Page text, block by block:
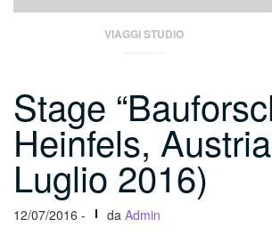
VIAGGI STUDIO
Stage
Heinfels,
Luglio 2016)
12/07/2016 - da Admin